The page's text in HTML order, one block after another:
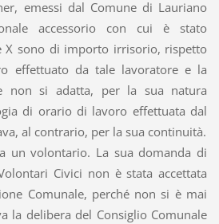
emessi dal Comune di Lauriano
accessorio con cui è stato
X sono di importo irrisorio, rispetto
effettuato da tale lavoratore e la
non si adatta, per la sua natura
di orario di lavoro effettuata dal
al contrario, per la sua continuità.
un volontario. La sua domanda di
Civici non è stata accettata
Comunale, perché non si è mai
la delibera del Consiglio Comunale